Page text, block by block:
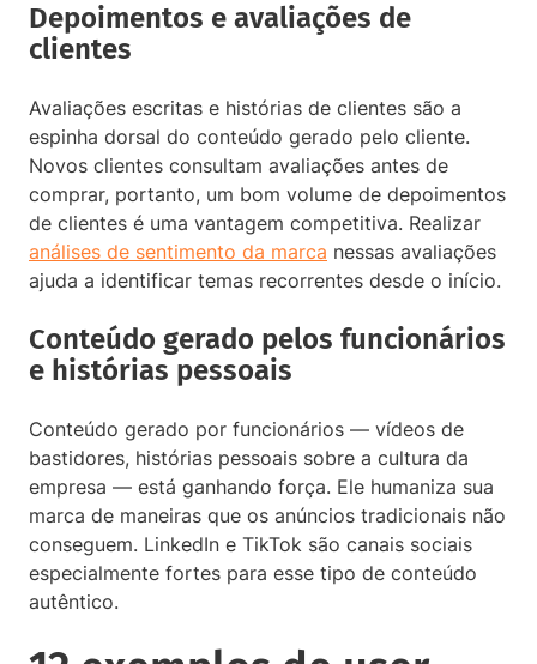
Depoimentos e avaliações de
clientes
Avaliações escritas e histórias de clientes são a
espinha dorsal do conteúdo gerado pelo cliente.
Novos clientes consultam avaliações antes de
comprar, portanto, um bom volume de depoimentos
de clientes é uma vantagem competitiva. Realizar
análises de sentimento da marca nessas avaliações
ajuda a identificar temas recorrentes desde o início.
Conteúdo gerado pelos funcionários
e histórias pessoais
Conteúdo gerado por funcionários — vídeos de
bastidores, histórias pessoais sobre a cultura da
empresa — está ganhando força. Ele humaniza sua
marca de maneiras que os anúncios tradicionais não
conseguem. LinkedIn e TikTok são canais sociais
especialmente fortes para esse tipo de conteúdo
autêntico.